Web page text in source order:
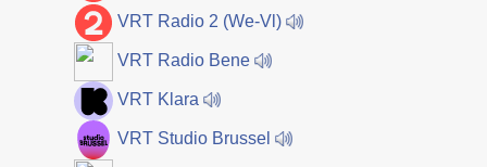
VRT Radio 2 (We-Vl)
VRT Radio Bene
VRT Klara
VRT Studio Brussel